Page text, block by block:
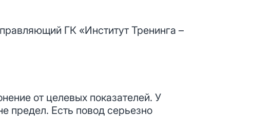
ГК «Институт Тренинга –
от целевых показателей. У
предел. Есть повод серьезно